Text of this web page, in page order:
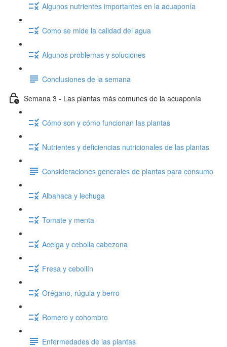
Algunos nutrientes importantes en la acuaponía
Como se mide la calidad del agua
Algunos problemas y soluciones
Conclusiones de la semana
Semana 3 - Las plantas más comunes de la acuaponía
Cómo son y cómo funcionan las plantas
Nutrientes y deficiencias nutricionales de las plantas
Consideraciones generales de plantas para consumo
Albahaca y lechuga
Tomate y menta
Acelga y cebolla cabezona
Fresa y cebollín
Orégano, rúgula y berro
Romero y cohombro
Enfermedades de las plantas